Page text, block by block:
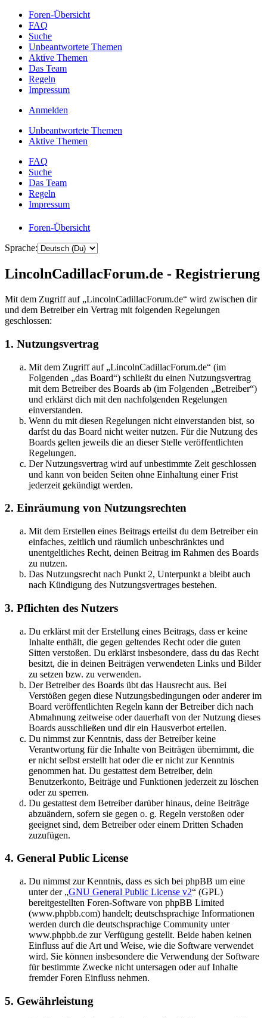
Foren-Übersicht
FAQ
Suche
Unbeantwortete Themen
Aktive Themen
Das Team
Regeln
Impressum
Anmelden
Unbeantwortete Themen
Aktive Themen
FAQ
Suche
Das Team
Regeln
Impressum
Foren-Übersicht
Sprache:
LincolnCadillacForum.de - Registrierung
Mit dem Zugriff auf „LincolnCadillacForum.de“ wird zwischen dir
und dem Betreiber ein Vertrag mit folgenden Regelungen
geschlossen:
1. Nutzungsvertrag
Mit dem Zugriff auf „LincolnCadillacForum.de“ (im
Folgenden „das Board“) schließt du einen Nutzungsvertrag
mit dem Betreiber des Boards ab (im Folgenden „Betreiber“)
und erklärst dich mit den nachfolgenden Regelungen
einverstanden.
Wenn du mit diesen Regelungen nicht einverstanden bist, so
darfst du das Board nicht weiter nutzen. Für die Nutzung des
Boards gelten jeweils die an dieser Stelle veröffentlichten
Regelungen.
Der Nutzungsvertrag wird auf unbestimmte Zeit geschlossen
und kann von beiden Seiten ohne Einhaltung einer Frist
jederzeit gekündigt werden.
2. Einräumung von Nutzungsrechten
Mit dem Erstellen eines Beitrags erteilst du dem Betreiber ein
einfaches, zeitlich und räumlich unbeschränktes und
unentgeltliches Recht, deinen Beitrag im Rahmen des Boards
zu nutzen.
Das Nutzungsrecht nach Punkt 2, Unterpunkt a bleibt auch
nach Kündigung des Nutzungsvertrages bestehen.
3. Pflichten des Nutzers
Du erklärst mit der Erstellung eines Beitrags, dass er keine
Inhalte enthält, die gegen geltendes Recht oder die guten
Sitten verstoßen. Du erklärst insbesondere, dass du das Recht
besitzt, die in deinen Beiträgen verwendeten Links und Bilder
zu setzen bzw. zu verwenden.
Der Betreiber des Boards übt das Hausrecht aus. Bei
Verstößen gegen diese Nutzungsbedingungen oder anderer im
Board veröffentlichten Regeln kann der Betreiber dich nach
Abmahnung zeitweise oder dauerhaft von der Nutzung dieses
Boards ausschließen und dir ein Hausverbot erteilen.
Du nimmst zur Kenntnis, dass der Betreiber keine
Verantwortung für die Inhalte von Beiträgen übernimmt, die
er nicht selbst erstellt hat oder die er nicht zur Kenntnis
genommen hat. Du gestattest dem Betreiber, dein
Benutzerkonto, Beiträge und Funktionen jederzeit zu löschen
oder zu sperren.
Du gestattest dem Betreiber darüber hinaus, deine Beiträge
abzuändern, sofern sie gegen o. g. Regeln verstoßen oder
geeignet sind, dem Betreiber oder einem Dritten Schaden
zuzufügen.
4. General Public License
Du nimmst zur Kenntnis, dass es sich bei phpBB um eine
unter der „GNU General Public License v2“ (GPL)
bereitgestellten Foren-Software von phpBB Limited
(www.phpbb.com) handelt; deutschsprachige Informationen
werden durch die deutschsprachige Community unter
www.phpbb.de zur Verfügung gestellt. Beide haben keinen
Einfluss auf die Art und Weise, wie die Software verwendet
wird. Sie können insbesondere die Verwendung der Software
für bestimmte Zwecke nicht untersagen oder auf Inhalte
fremder Foren Einfluss nehmen.
5. Gewährleistung